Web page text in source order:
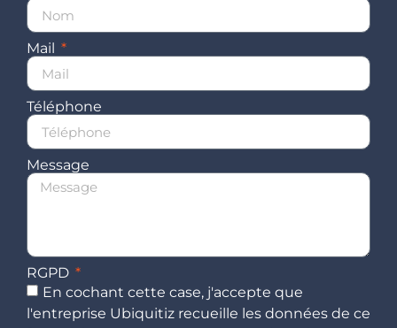
Mail
Téléphone
Message
RGPD
En cochant cette case, j'accepte que
l'entreprise Ubiquitiz recueille les données de ce